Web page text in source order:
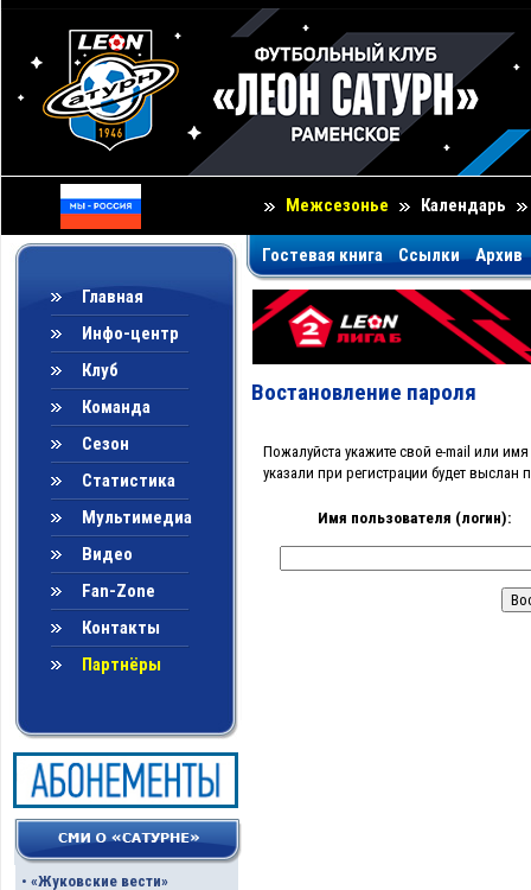
Межсезонье Календарь
Главная
Инфо-центр
Клуб
Команда
Сезон
Статистика
Мультимедиа
Видео
Fan-Zone
Контакты
Партнёры
• «Жуковские вести»
Гостевая книга Ссылки Архив
Востановление пароля
Пожалуйста укажите свой e-mail или
указали при регистрации будет выслан
Имя пользователя (логин):